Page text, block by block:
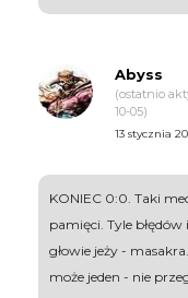
Abyss
(ostatnio
10-05)
13 stycznia
KONIEC 0:0. Taki
pamięci. Tyle błędów
głowie jeży -
może jeden - nie